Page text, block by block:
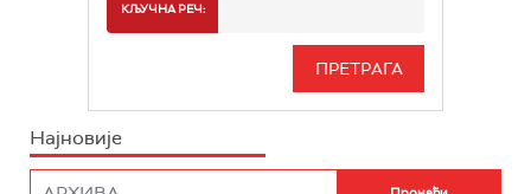
РТС 3
ИНФО
КЉУЧНА РЕЧ:
Најновије